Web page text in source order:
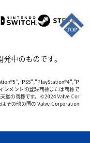
中のものです。
ンメントの登録商標または商標で
堂の商標です。 ©2024 Valve Cor
その他の国の Valve Corporation